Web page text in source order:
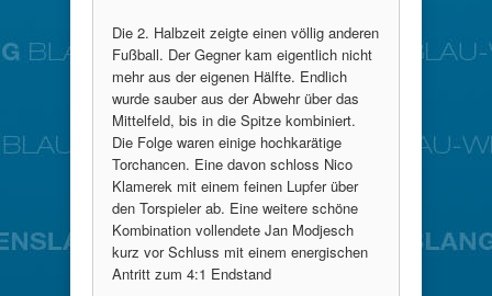
Die 2. Halbzeit zeigte einen völlig anderen
Fußball. Der Gegner kam eigentlich nicht
mehr aus der eigenen Hälfte. Endlich
wurde sauber aus der Abwehr über das
Mittelfeld, bis in die Spitze kombiniert.
Die Folge waren einige hochkarätige
Torchancen. Eine davon schloss Nico
Klamerek mit einem feinen Lupfer über
den Torspieler ab. Eine weitere schöne
Kombination vollendete Jan Modjesch
kurz vor Schluss mit einem energischen
Antritt zum 4:1 Endstand